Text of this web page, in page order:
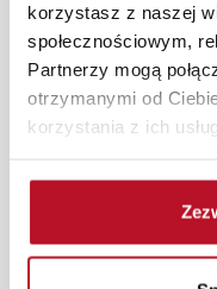
korzystasz z naszej
społecznościowym,
Partnerzy mogą
otrzymanymi od
korzystania z ich usług.
Zdjęcia produktów
Rzeczywiste kolory i
się od widocznych na
monitora, rodzaju
Popularne
|
stelażem 160x200|